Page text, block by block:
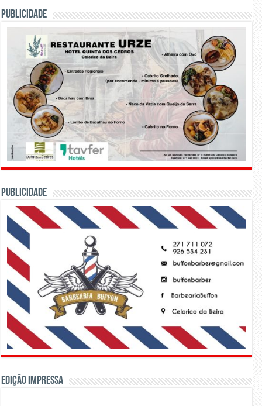
PUBLICIDADE
PUBLICIDADE
Edição Impressa